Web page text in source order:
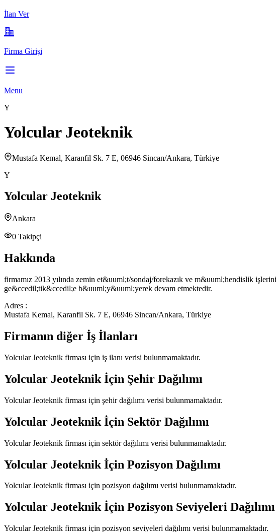
İlan Ver
Firma Girişi
Menu
Y
Yolcular Jeoteknik
Mustafa Kemal, Karanfil Sk. 7 E, 06946 Sincan/Ankara, Türkiye
Y
Yolcular Jeoteknik
Ankara
0 Takipçi
Hakkında
firmamız 2013 yılında zemin et&uuml;t/sondaj/forekazık ve m&uuml;hendislik
ge&ccedil;tik&ccedil;e b&uuml;y&uuml;yerek devam etmektedir.
Adres :
Mustafa Kemal, Karanfil Sk. 7 E, 06946 Sincan/Ankara, Türkiye
Firmanın diğer İş İlanları
Yolcular Jeoteknik firması için iş ilanı verisi bulunmamaktadır.
Yolcular Jeoteknik İçin Şehir Dağılımı
Yolcular Jeoteknik firması için şehir dağılımı verisi bulunmamaktadır.
Yolcular Jeoteknik İçin Sektör Dağılımı
Yolcular Jeoteknik firması için sektör dağılımı verisi bulunmamaktadır.
Yolcular Jeoteknik İçin Pozisyon Dağılımı
Yolcular Jeoteknik firması için pozisyon dağılımı verisi bulunmamaktadır.
Yolcular Jeoteknikİçin Pozisyon Seviyeleri Dağılımı
Yolcular Jeoteknik firması için pozisyon seviyeleri dağılımı verisi bulunmamaktadır.